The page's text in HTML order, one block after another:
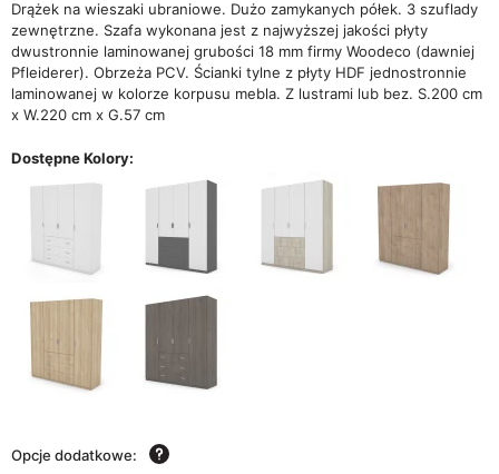
Drążek na wieszaki ubraniowe. Dużo zamykanych półek. 3 szuflady
zewnętrzne. Szafa wykonana jest z najwyższej jakości płyty
dwustronnie laminowanej grubości 18 mm firmy Woodeco (dawniej
Pfleiderer). Obrzeża PCV. Ścianki tylne z płyty HDF jednostronnie
laminowanej w kolorze korpusu mebla. Z lustrami lub bez. S.200 cm
x W.220 cm x G.57 cm
Dostępne Kolory:
Opcje dodatkowe: